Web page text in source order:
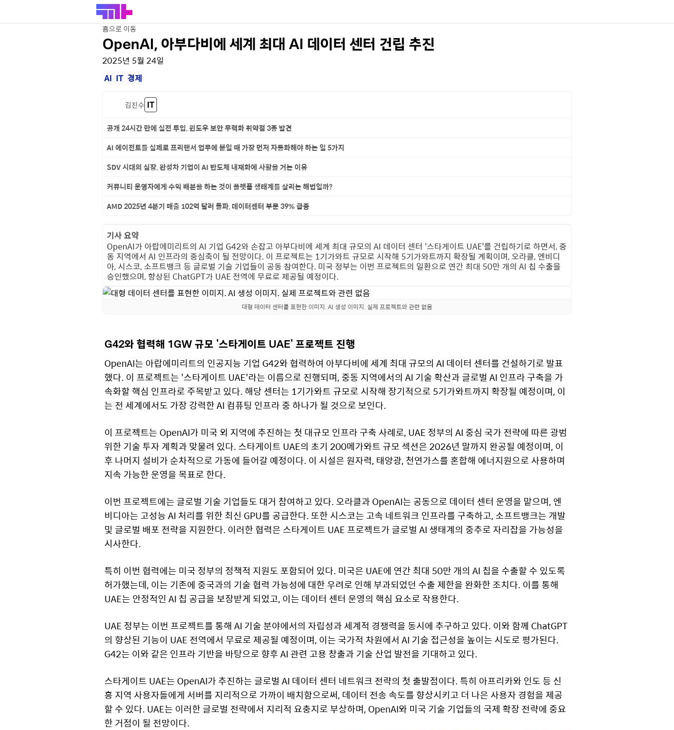
홈으로 이동
OpenAI, 아부다비에 세계 최대 AI 데이터 센터 건립 추진
2025년 5월 24일
AI IT 경제
김진수 IT
공개 24시간 만에 실전 투입, 윈도우 보안 무력화 취약점 3종 발견
AI 에이전트를 실제로 프리랜서 업무에 붙일 때 가장 먼저 자동화해야 하는 일 5가지
SDV 시대의 심장, 완성차 기업이 AI 반도체 내재화에 사활을 거는 이유
커뮤니티 운영자에게 수익 배분을 하는 것이 플랫폼 생태계를 살리는 해법일까?
AMD 2025년 4분기 매출 102억 달러 돌파, 데이터센터 부문 39% 급증
기사 요약
OpenAI가 아랍에미리트의 AI 기업 G42와 손잡고 아부다비에 세계 최대 규모의 AI 데이터 센터 '스타게이트 UAE'를 건립하기로 하면서, 중
동 지역에서 AI 인프라의 중심축이 될 전망이다. 이 프로젝트는 1기가와트 규모로 시작해 5기가와트까지 확장될 계획이며, 오라클, 엔비디
아, 시스코, 소프트뱅크 등 글로벌 기술 기업들이 공동 참여한다. 미국 정부는 이번 프로젝트의 일환으로 연간 최대 50만 개의 AI 칩 수출을
승인했으며, 향상된 ChatGPT가 UAE 전역에 무료로 제공될 예정이다.
대형 데이터 센터를 표현한 이미지. AI 생성 이미지. 실제 프로젝트와 관련 없음
G42와 협력해 1GW 규모 '스타게이트 UAE' 프로젝트 진행
OpenAI는 아랍에미리트의 인공지능 기업 G42와 협력하여 아부다비에 세계 최대 규모의 AI 데이터 센터를 건설하기로 발표
했다. 이 프로젝트는 '스타게이트 UAE'라는 이름으로 진행되며, 중동 지역에서의 AI 기술 확산과 글로벌 AI 인프라 구축을 가
속화할 핵심 인프라로 주목받고 있다. 해당 센터는 1기가와트 규모로 시작해 장기적으로 5기가와트까지 확장될 예정이며, 이
는 전 세계에서도 가장 강력한 AI 컴퓨팅 인프라 중 하나가 될 것으로 보인다.
이 프로젝트는 OpenAI가 미국 외 지역에 추진하는 첫 대규모 인프라 구축 사례로, UAE 정부의 AI 중심 국가 전략에 따른 광범
위한 기술 투자 계획과 맞물려 있다. 스타게이트 UAE의 초기 200메가와트 규모 섹션은 2026년 말까지 완공될 예정이며, 이
후 나머지 설비가 순차적으로 가동에 들어갈 예정이다. 이 시설은 원자력, 태양광, 천연가스를 혼합해 에너지원으로 사용하며
지속 가능한 운영을 목표로 한다.
이번 프로젝트에는 글로벌 기술 기업들도 대거 참여하고 있다. 오라클과 OpenAI는 공동으로 데이터 센터 운영을 맡으며, 엔
비디아는 고성능 AI 처리를 위한 최신 GPU를 공급한다. 또한 시스코는 고속 네트워크 인프라를 구축하고, 소프트뱅크는 개발
및 글로벌 배포 전략을 지원한다. 이러한 협력은 스타게이트 UAE 프로젝트가 글로벌 AI 생태계의 중추로 자리잡을 가능성을
시사한다.
특히 이번 협력에는 미국 정부의 정책적 지원도 포함되어 있다. 미국은 UAE에 연간 최대 50만 개의 AI 칩을 수출할 수 있도록
허가했는데, 이는 기존에 중국과의 기술 협력 가능성에 대한 우려로 인해 부과되었던 수출 제한을 완화한 조치다. 이를 통해
UAE는 안정적인 AI 칩 공급을 보장받게 되었고, 이는 데이터 센터 운영의 핵심 요소로 작용한다.
UAE 정부는 이번 프로젝트를 통해 AI 기술 분야에서의 자립성과 세계적 경쟁력을 동시에 추구하고 있다. 이와 함께 ChatGPT
의 향상된 기능이 UAE 전역에서 무료로 제공될 예정이며, 이는 국가적 차원에서 AI 기술 접근성을 높이는 시도로 평가된다.
G42는 이와 같은 인프라 기반을 바탕으로 향후 AI 관련 고용 창출과 기술 산업 발전을 기대하고 있다.
스타게이트 UAE는 OpenAI가 추진하는 글로벌 AI 데이터 센터 네트워크 전략의 첫 출발점이다. 특히 아프리카와 인도 등 신
흥 지역 사용자들에게 서버를 지리적으로 가까이 배치함으로써, 데이터 전송 속도를 향상시키고 더 나은 사용자 경험을 제공
할 수 있다. UAE는 이러한 글로벌 전략에서 지리적 요충지로 부상하며, OpenAI와 미국 기술 기업들의 국제 확장 전략에 중요
한 거점이 될 전망이다.